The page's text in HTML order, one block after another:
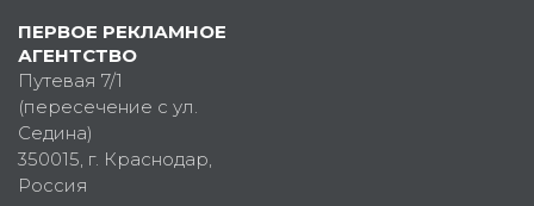
ПЕРВОЕ РЕКЛАМНОЕ
АГЕНТСТВО
Путевая 7/1
(пересечение с ул.
Седина)
350015, г. Краснодар,
Россия